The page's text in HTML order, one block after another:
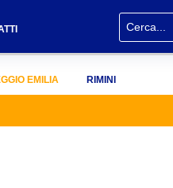
EMILIA RIMINI